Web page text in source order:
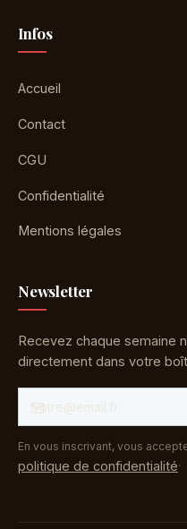
Infos
Accueil
Contact
CGU
Confidentialité
Mentions légales
Newsletter
Recevez chaque semaine
directement dans votre
En vous inscrivant, vous
politique de confidentialité.